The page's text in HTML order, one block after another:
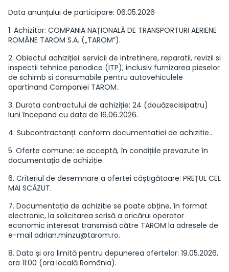
Data anunțului de participare: 06.05.2026
1. Achizitor: COMPANIA NAȚIONALĂ DE TRANSPORTURI AERIENE
ROMÂNE TAROM S.A. („TAROM”).
2. Obiectul achiziției: servicii de intretinere, reparatii, revizii si
inspectii tehnice periodice (ITP), inclusiv furnizarea pieselor
de schimb si consumabile pentru autovehiculele
apartinand Companiei TAROM.
3. Durata contractului de achiziție: 24 (douăzecisipatru)
luni începand cu data de 16.06.2026.
4. Subcontractanți: conform documentatiei de achizitie..
5. Oferte comune: se acceptă, în condițiile prevazute în
documentația de achiziție.
6. Criteriul de desemnare a ofertei câștigătoare: PREȚUL CEL
MAI SCĂZUT.
7. Documentația de achizitie se poate obține, în format
electronic, la solicitarea scrisă a oricărui operator
economic interesat transmisă către TAROM la adresele de
e-mail adrian.minzu@tarom.ro.
8. Data și ora limită pentru depunerea ofertelor: 19.05.2026,
ora 11:00 (ora locală România).